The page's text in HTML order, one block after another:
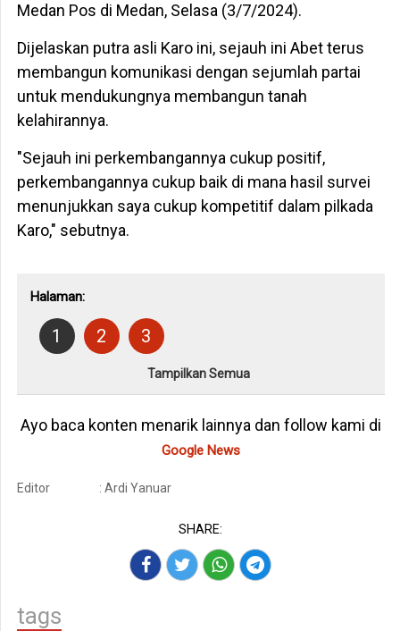
Medan Pos di Medan, Selasa (3/7/2024).
Dijelaskan putra asli Karo ini, sejauh ini Abet terus
membangun komunikasi dengan sejumlah partai
untuk mendukungnya membangun tanah
kelahirannya.
"Sejauh ini perkembangannya cukup positif,
perkembangannya cukup baik di mana hasil survei
menunjukkan saya cukup kompetitif dalam pilkada
Karo," sebutnya.
Halaman:
1 2 3
Tampilkan Semua
Ayo baca konten menarik lainnya dan follow kami di
Google News
Editor : Ardi Yanuar
SHARE:
tags